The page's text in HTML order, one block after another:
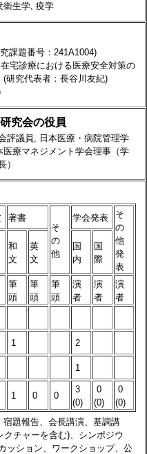
衛生学, 疫学
課題番号：241A1004)
宅診療における医療安全対策の
研究代表者：長谷川友紀)
究会の役員
評議員, 日本医療・病院管理学
医療マネジメント学会理事（学
）
著書
そ
の
他
学会発表
そ
の
他
発
表
和
文
英
文
国
内
国
際
筆
頭
筆
頭
筆
頭
演
者
演
者
演
者
1 2
1
1 0 0
3
(0)
0
(0)
0
(0)
題報告、会長講演、基調講
チャーを含む)、シンポジウ
ッション、ワークショップ、公